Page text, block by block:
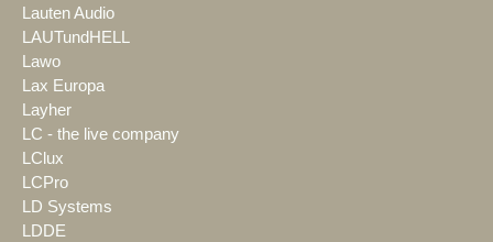
Lauten Audio
LAUTundHELL
Lawo
Lax Europa
Layher
LC - the live company
LClux
LCPro
LD Systems
LDDE